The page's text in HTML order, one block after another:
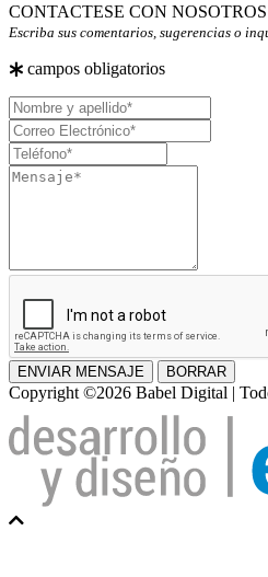
CONTACTESE CON NOSOTROS
Escriba sus comentarios, sugerencias o
campos obligatorios
Nombre
y
apellido
Correo
Electrónico
Teléfono
Mensaje
ENVIAR MENSAJE BORRAR
Copyright ©2026 Babel Digital |